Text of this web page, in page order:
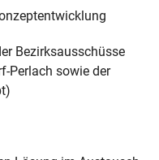
Bezirksausschüsse
Perlach sowie der